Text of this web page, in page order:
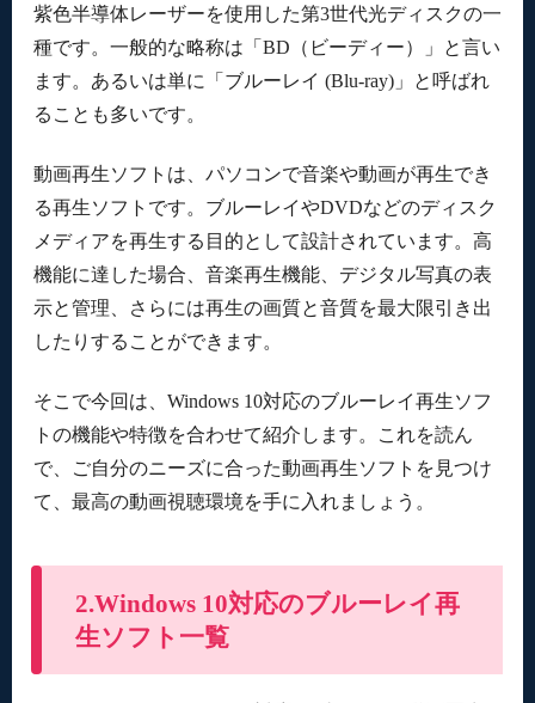
紫色半導体レーザーを使用した第3世代光ディスクの一
種です。一般的な略称は「BD（ビーディー）」と言い
ます。あるいは単に「ブルーレイ (Blu-ray)」と呼ばれ
ることも多いです。
動画再生ソフトは、パソコンで音楽や動画が再生でき
る再生ソフトです。ブルーレイやDVDなどのディスク
メディアを再生する目的として設計されています。高
機能に達した場合、音楽再生機能、デジタル写真の表
示と管理、さらには再生の画質と音質を最大限引き出
したりすることができます。
そこで今回は、Windows 10対応のブルーレイ再生ソフ
トの機能や特徴を合わせて紹介します。これを読ん
で、ご自分のニーズに合った動画再生ソフトを見つけ
て、最高の動画視聴環境を手に入れましょう。
2.Windows 10対応のブルーレイ再
生ソフト一覧